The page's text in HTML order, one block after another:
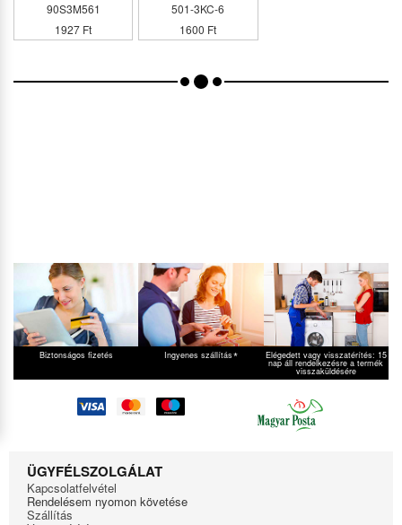
90S3M561
1927 Ft
501-3KC-6
1600 Ft
Biztonságos fizetés Ingyenes szállítás* Elégedett vagy visszatérítés: 15
nap áll rendelkezésre a termék
visszaküldésére
ÜGYFÉLSZOLGÁLAT
Kapcsolatfelvétel
Rendelésem nyomon követése
Szállítás